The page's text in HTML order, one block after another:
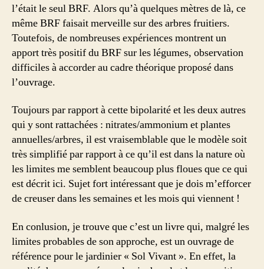
l’était le seul BRF. Alors qu’à quelques mètres de là, ce
même BRF faisait merveille sur des arbres fruitiers.
Toutefois, de nombreuses expériences montrent un
apport très positif du BRF sur les légumes, observation
difficiles à accorder au cadre théorique proposé dans
l’ouvrage.
Toujours par rapport à cette bipolarité et les deux autres
qui y sont rattachées : nitrates/ammonium et plantes
annuelles/arbres, il est vraisemblable que le modèle soit
très simplifié par rapport à ce qu’il est dans la nature où
les limites me semblent beaucoup plus floues que ce qui
est décrit ici. Sujet fort intéressant que je dois m’efforcer
de creuser dans les semaines et les mois qui viennent !
En conlusion, je trouve que c’est un livre qui, malgré les
limites probables de son approche, est un ouvrage de
référence pour le jardinier « Sol Vivant ». En effet, la